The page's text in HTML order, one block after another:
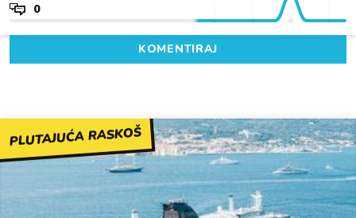
0
KOMENTIRAJ
PLUTAJUĆA RASKOŠ